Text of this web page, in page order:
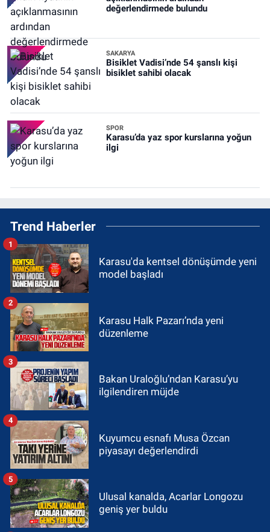
değerlendirmede bulundu
SAKARYA
Bisiklet Vadisi’nde 54 şanslı kişi
bisiklet sahibi olacak
SPOR
Karasu’da yaz spor kurslarına yoğun
ilgi
Trend Haberler
Karasu'da kentsel dönüşümde yeni
model başladı
1
Karasu Halk Pazarı’nda yeni
düzenleme
2
Bakan Uraloğlu’ndan Karasu’yu
ilgilendiren müjde
3
Kuyumcu esnafı Musa Özcan
piyasayı değerlendirdi
4
Ulusal kanalda, Acarlar Longozu
geniş yer buldu
5